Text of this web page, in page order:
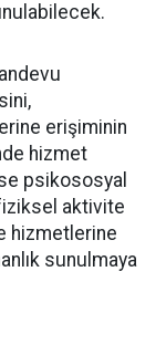
erişiminin
hizmet
psikososyal
aktivite
hizmetlerine
sunulmaya